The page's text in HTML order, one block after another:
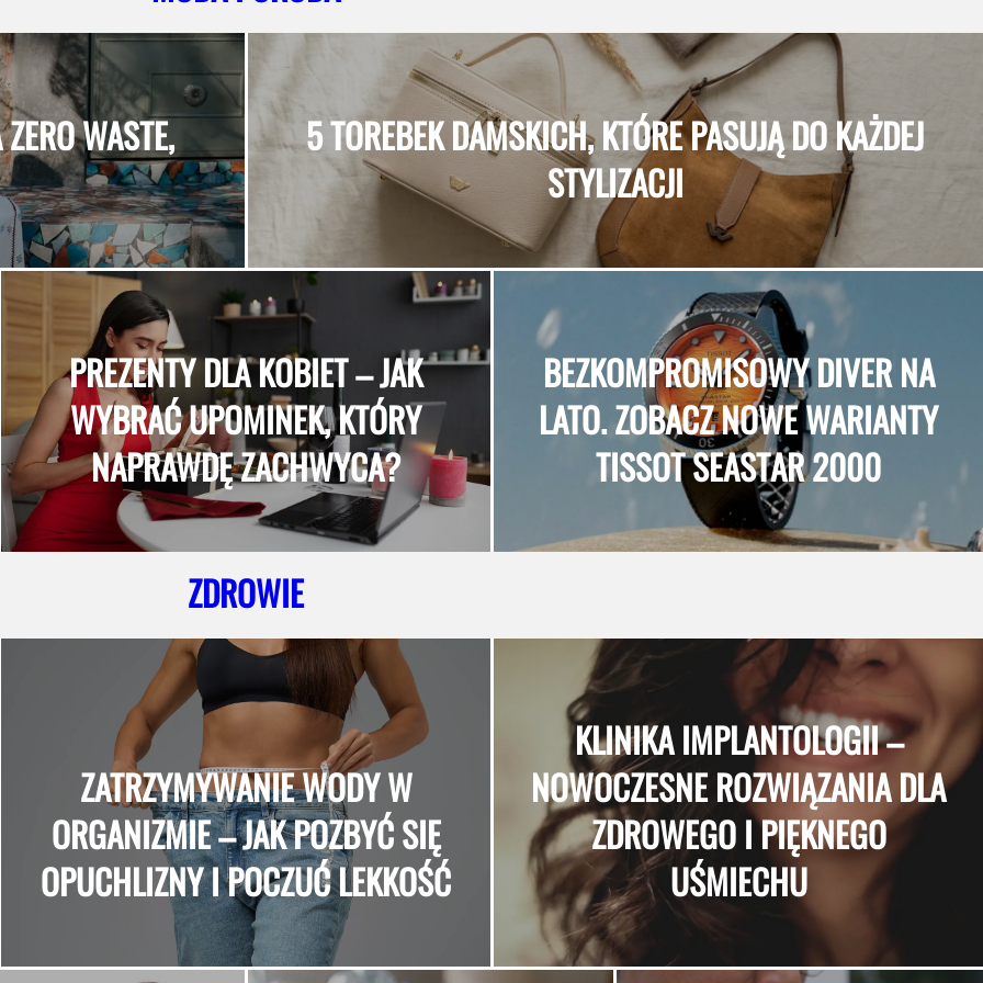
WASTE,
5 TOREBEK DAMSKICH, KTÓRE PASUJĄ DO KAŻDEJ
STYLIZACJI
PREZENTY DLA KOBIET – JAK
WYBRAĆ UPOMINEK, KTÓRY
NAPRAWDĘ ZACHWYCA?
BEZKOMPROMISOWY DIVER NA
LATO. ZOBACZ NOWE WARIANTY
TISSOT SEASTAR 2000
ZDROWIE
ZATRZYMYWANIE WODY W
ORGANIZMIE – JAK POZBYĆ SIĘ
OPUCHLIZNY I POCZUĆ LEKKOŚĆ
KLINIKA IMPLANTOLOGII –
NOWOCZESNE ROZWIĄZANIA DLA
ZDROWEGO I PIĘKNEGO
UŚMIECHU